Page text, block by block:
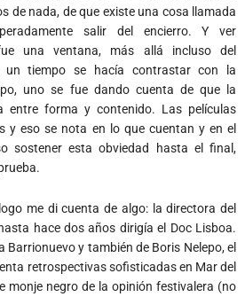
de nada, de que existe una cosa llamada
salir del encierro. Y ver
una ventana, más allá incluso del
un tiempo se hacía contrastar con la
uno se fue dando cuenta de que la
entre forma y contenido. Las películas
y eso se nota en lo que cuentan y en el
sostener esta obviedad hasta el final,
me di cuenta de algo: la directora del
hace dos años dirigía el Doc Lisboa.
Barrionuevo y también de Boris Nelepo, el
retrospectivas sofisticadas en Mar del
monje negro de la opinión festivalera (no